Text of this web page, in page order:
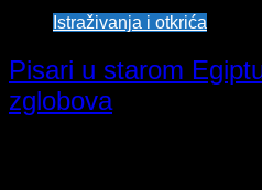
Istraživanja i otkrića
Pisari u starom
zglobova